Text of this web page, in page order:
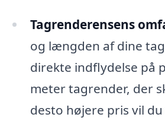
Tagrenderensens
og længden af dine
direkte indflydelse på
meter tagrender, der
desto højere pris vil du